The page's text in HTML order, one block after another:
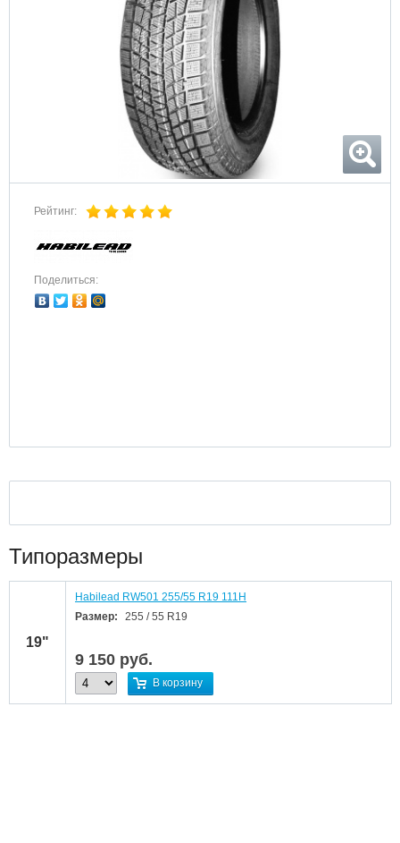
Рейтинг:
Поделиться:
Типоразмеры
19"
Habilead RW501 255/55 R19 111H
Размер:
255 / 55 R19
9 150 руб.
В корзину